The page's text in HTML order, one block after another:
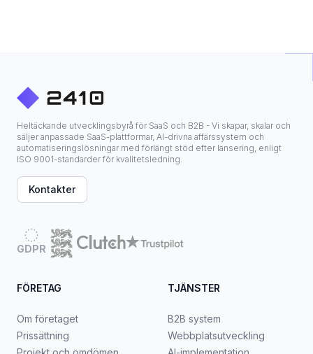
Heltäckande utvecklingsbyrå för SaaS och B2B - Vi skapar, skalar och
säljer anpassade SaaS-plattformar, AI-drivna affärssystem och
automatiseringslösningar med förlängt stöd efter lansering, enligt
ISO 9001-standarder för kvalitetsledning.
Kontakter
GDPR
FÖRETAG
Om företaget
Prissättning
TJÄNSTER
B2B system
Webbplatsutveckling